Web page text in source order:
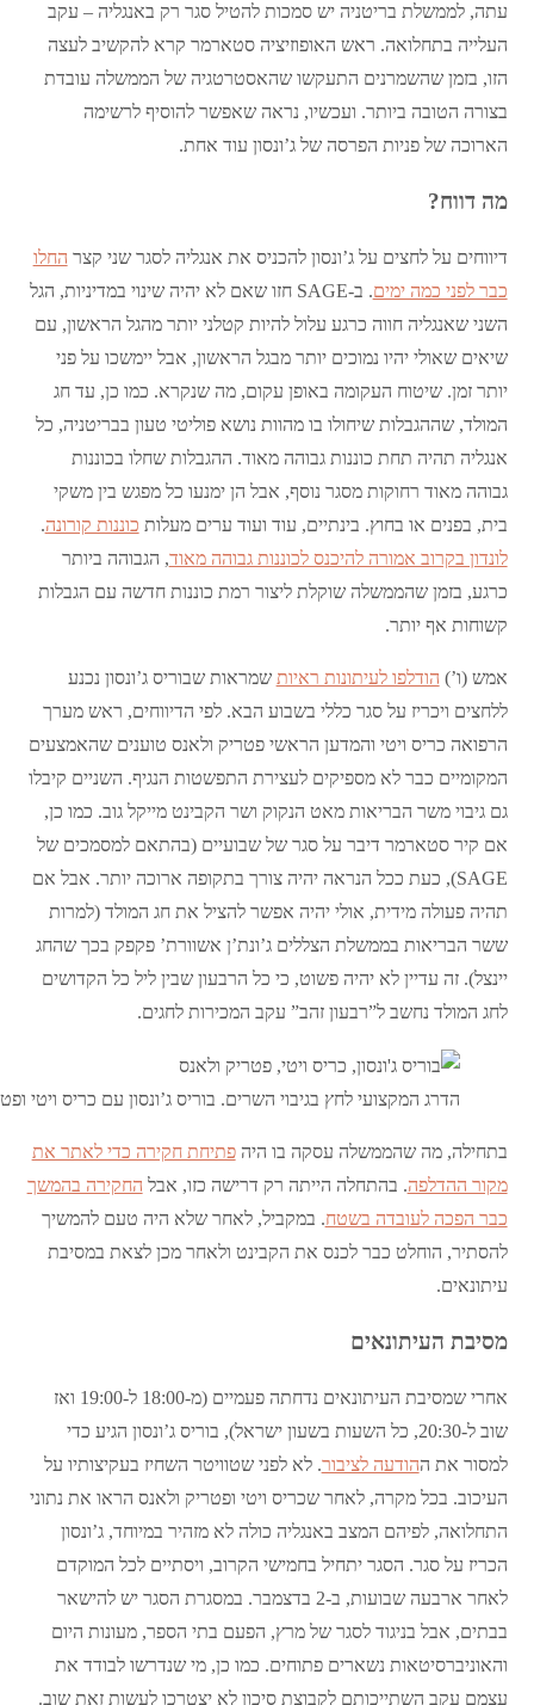
עתה, לממשלת בריטניה יש סמכות להטיל סגר רק באנגליה – עקב
העלייה בתחלואה. ראש האופוזיציה סטארמר קרא להקשיב לעצה
הזו, בזמן שהשמרנים התעקשו שהאסטרטגיה של הממשלה עובדת
בצורה הטובה ביותר. ועכשיו, נראה שאפשר להוסיף לרשימה
הארוכה של פניות הפרסה של ג’ונסון עוד אחת.
מה דווח?
דיווחים על לחצים על ג’ונסון להכניס את אנגליה לסגר שני קצר החלו
כבר לפני כמה ימים
. ב-SAGE חזו שאם לא יהיה שינוי במדיניות, הגל
השני שאנגליה חווה כרגע עלול להיות קטלני יותר מהגל הראשון, עם
שיאים שאולי יהיו נמוכים יותר מבגל הראשון, אבל יימשכו על פני
יותר זמן. שיטוח העקומה באופן עקום, מה שנקרא. כמו כן, עד חג
המולד, שההגבלות שיחולו בו מהוות נושא פוליטי טעון בבריטניה, כל
אנגליה תהיה תחת כוננות גבוהה מאוד. ההגבלות שחלו בכוננות
גבוהה מאוד רחוקות מסגר נוסף, אבל הן ימנעו כל מפגש בין משקי
בית, בפנים או בחוץ. בינתיים, עוד ועוד ערים מעלות כוננות קורונה.
לונדון בקרוב אמורה להיכנס לכוננות גבוהה מאוד, הגבוהה ביותר
כרגע, בזמן שהממשלה שוקלת ליצור רמת כוננות חדשה עם הגבלות
קשוחות אף יותר.
אמש (ו’) הודלפו לעיתונות ראיות שמראות שבוריס ג’ונסון נכנע
ללחצים ויכריז על סגר כללי בשבוע הבא. לפי הדיווחים, ראש מערך
הרפואה כריס ויטי והמדען הראשי פטריק ולאנס טוענים שהאמצעים
המקומיים כבר לא מספיקים לעצירת התפשטות הנגיף. השניים קיבלו
גם גיבוי משר הבריאות מאט הנקוק ושר הקבינט מייקל גוב. כמו כן,
אם קיר סטארמר דיבר על סגר של שבועיים (בהתאם למסמכים של
SAGE), כעת ככל הנראה יהיה צורך בתקופה ארוכה יותר. אבל אם
תהיה פעולה מידית, אולי יהיה אפשר להציל את חג המולד (למרות
ששר הבריאות בממשלת הצללים ג’ונת’ן אשוורת’ פקפק בכך שהחג
יינצל). זה עדיין לא יהיה פשוט, כי כל הרבעון שבין ליל כל הקדושים
לחג המולד נחשב ל”רבעון זהב” עקב המכירות לחגים.
הדרג המקצועי לחץ בגיבוי השרים. בוריס ג’ונסון עם כריס ויטי
בתחילה, מה שהממשלה עסקה בו היהפתיחת חקירה כדי לאתר את
מקור ההדלפה. בהתחלה הייתה רק דרישה כזו, אבל החקירה בהמשך
כבר הפכה לעובדה בשטח. במקביל, לאחר שלא היה טעם להמשיך
להסתיר, הוחלט כבר לכנס את הקבינט ולאחר מכן לצאת במסיבת
עיתונאים.
מסיבת העיתונאים
אחרי שמסיבת העיתונאים נדחתה פעמיים (מ-18:00 ל-19:00 ואז
שוב ל-20:30, כל השעות בשעון ישראל), בוריס ג’ונסון הגיע כדי
למסור את ההודעה לציבור. לא לפני שטוויטר השחיז בעקיצותיו על
העיכוב. בכל מקרה, לאחר שכריס ויטי ופטריק ולאנס הראו את נתוני
התחלואה, לפיהם המצב באנגליה כולה לא מזהיר במיוחד, ג’ונסון
הכריז על סגר. הסגר יתחיל בחמישי הקרוב, ויסתיים לכל המוקדם
לאחר ארבעה שבועות, ב-2 בדצמבר. במסגרת הסגר יש להישאר
בבתים, אבל בניגוד לסגר של מרץ, הפעם בתי הספר, מעונות היום
והאוניברסיטאות נשארים פתוחים. כמו כן, מי שנדרשו לבודד את
עצמם עקב השתייכותם לקבוצת סיכון לא יצטרכו לעשות זאת שוב.